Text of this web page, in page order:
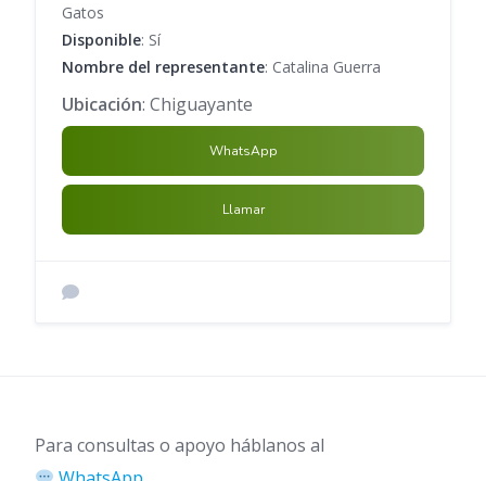
Gatos
Disponible: Sí
Nombre del representante: Catalina Guerra
Ubicación: Chiguayante
WhatsApp
Llamar
Para consultas o apoyo háblanos al